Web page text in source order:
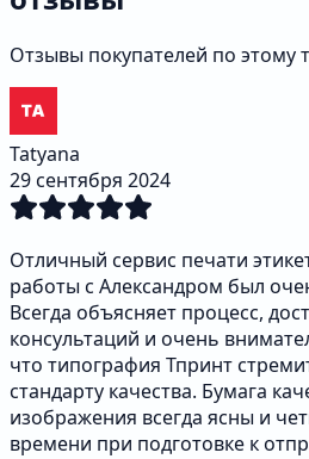
Отзывы покупателей по этому
Tatyana
29 сентября 2024
Отличный сервис печати
работы с Александром был
Всегда объясняет процесс,
консультаций и очень
что типография Тпринт
стандарту качества. Бумага
изображения всегда ясны и
времени при подготовке к